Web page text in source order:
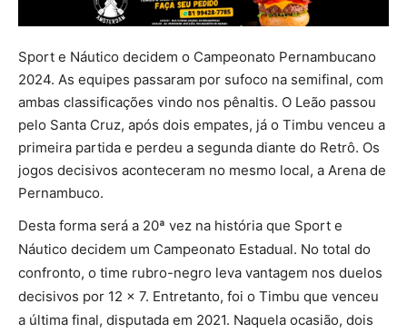
Sport e Náutico decidem o Campeonato Pernambucano
2024. As equipes passaram por sufoco na semifinal, com
ambas classificações vindo nos pênaltis. O Leão passou
pelo Santa Cruz, após dois empates, já o Timbu venceu a
primeira partida e perdeu a segunda diante do Retrô. Os
jogos decisivos aconteceram no mesmo local, a Arena de
Pernambuco.
Desta forma será a 20ª vez na história que Sport e
Náutico decidem um Campeonato Estadual. No total do
confronto, o time rubro-negro leva vantagem nos duelos
decisivos por 12 x 7. Entretanto, foi o Timbu que venceu
a última final, disputada em 2021. Naquela ocasião, dois